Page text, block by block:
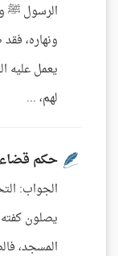
الرسول ﷺ
ونهاره،
يعمل عليه
لهم، ...
حكم
الجواب:
يصلون
المسجد،